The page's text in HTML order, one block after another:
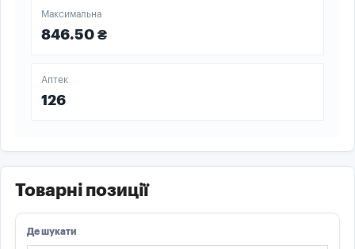
Максимальна
846.50 ₴
Аптек
126
Товарні позиції
Де шукати